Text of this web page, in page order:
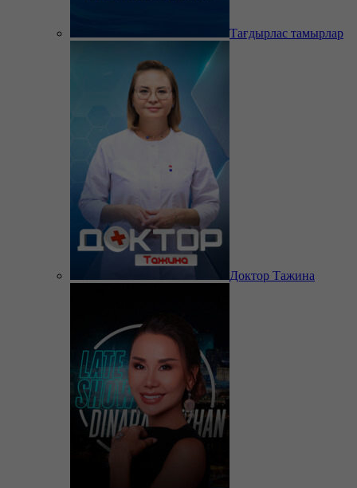
Тағдырлас тамырлар
Доктор Тажина